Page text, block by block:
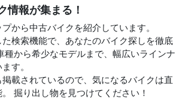
情報が集まる！
から中古バイクを紹介しています。
検索機能で、あなたのバイク探しを徹底
種から希少なモデルまで、幅広いラインナ
す。
載されているので、気になるバイクは直
掘り出し物を見つけてください！